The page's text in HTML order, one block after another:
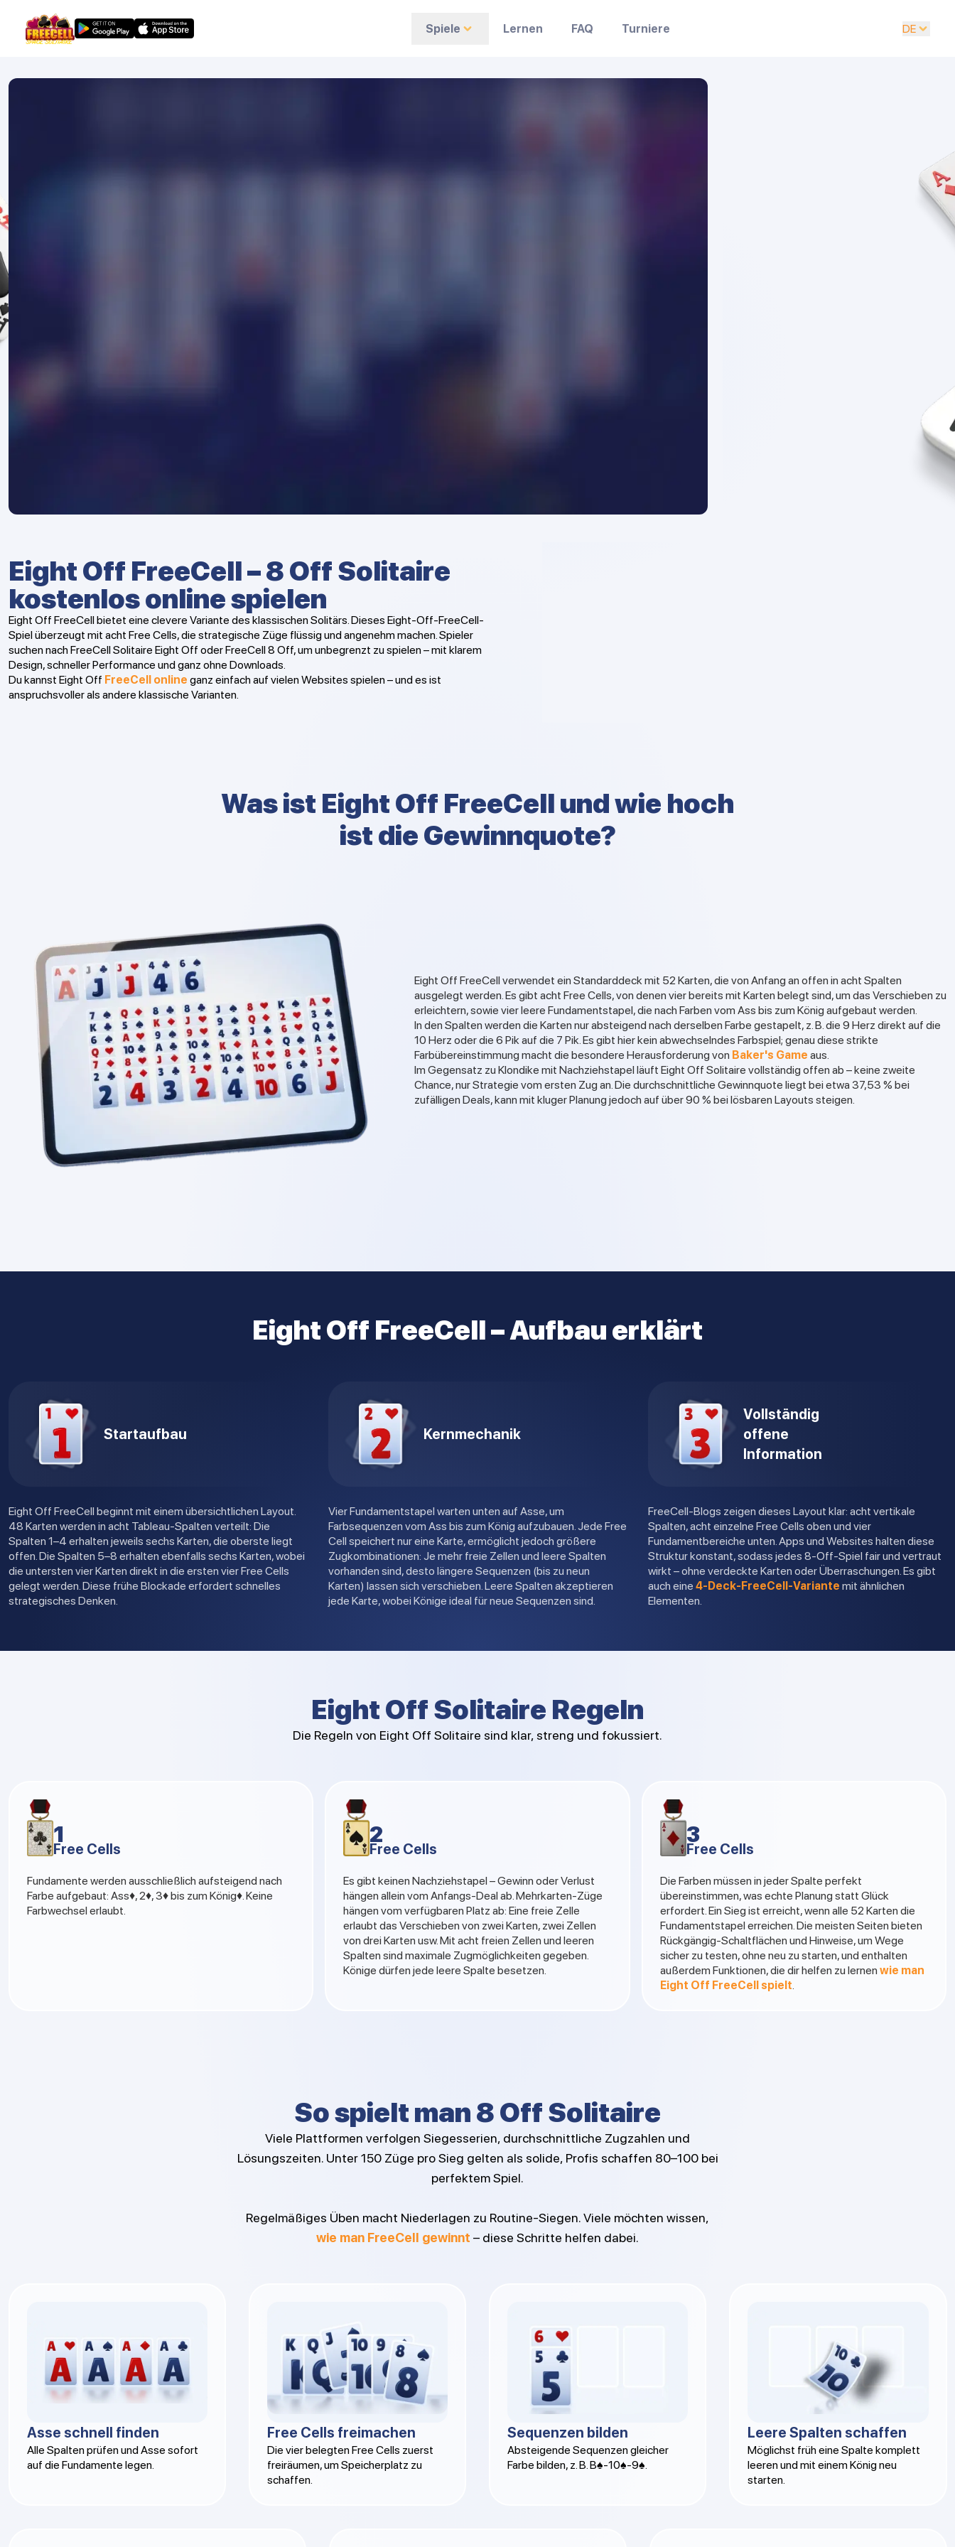
Spiele Lernen FAQ Turniere DE
Eight Off FreeCell – 8 Off Solitaire
kostenlos online spielen
Eight Off FreeCell bietet eine clevere Variante des klassischen Solitärs. Dieses Eight-Off-FreeCell-
Spiel überzeugt mit acht Free Cells, die strategische Züge flüssig und angenehm machen. Spieler
suchen nach FreeCell Solitaire Eight Off oder FreeCell 8 Off, um unbegrenzt zu spielen – mit klarem
Design, schneller Performance und ganz ohne Downloads.
Du kannst Eight Off FreeCell online ganz einfach auf vielen Websites spielen – und es ist
anspruchsvoller als andere klassische Varianten.
Was ist Eight Off FreeCell und wie hoch
ist die Gewinnquote?
Eight Off FreeCell verwendet ein Standarddeck mit 52 Karten, die von Anfang an offen in acht Spalten
ausgelegt werden. Es gibt acht Free Cells, von denen vier bereits mit Karten belegt sind, um das Verschieben zu
erleichtern, sowie vier leere Fundamentstapel, die nach Farben vom Ass bis zum König aufgebaut werden.
In den Spalten werden die Karten nur absteigend nach derselben Farbe gestapelt, z. B. die 9 Herz direkt auf die
10 Herz oder die 6 Pik auf die 7 Pik. Es gibt hier kein abwechselndes Farbspiel; genau diese strikte
Farbübereinstimmung macht die besondere Herausforderung von Baker's Game aus.
Im Gegensatz zu Klondike mit Nachziehstapel läuft Eight Off Solitaire vollständig offen ab – keine zweite
Chance, nur Strategie vom ersten Zug an. Die durchschnittliche Gewinnquote liegt bei etwa 37,53 % bei
zufälligen Deals, kann mit kluger Planung jedoch auf über 90 % bei lösbaren Layouts steigen.
Eight Off FreeCell – Aufbau erklärt
Startaufbau
Eight Off FreeCell beginnt mit einem übersichtlichen Layout.
48 Karten werden in acht Tableau-Spalten verteilt: Die
Spalten 1–4 erhalten jeweils sechs Karten, die oberste liegt
offen. Die Spalten 5–8 erhalten ebenfalls sechs Karten, wobei
die untersten vier Karten direkt in die ersten vier Free Cells
gelegt werden. Diese frühe Blockade erfordert schnelles
strategisches Denken.
Kernmechanik
Vier Fundamentstapel warten unten auf Asse, um
Farbsequenzen vom Ass bis zum König aufzubauen. Jede Free
Cell speichert nur eine Karte, ermöglicht jedoch größere
Zugkombinationen: Je mehr freie Zellen und leere Spalten
vorhanden sind, desto längere Sequenzen (bis zu neun
Karten) lassen sich verschieben. Leere Spalten akzeptieren
jede Karte, wobei Könige ideal für neue Sequenzen sind.
Vollständig
offene
Information
FreeCell-Blogs zeigen dieses Layout klar: acht vertikale
Spalten, acht einzelne Free Cells oben und vier
Fundamentbereiche unten. Apps und Websites halten diese
Struktur konstant, sodass jedes 8-Off-Spiel fair und vertraut
wirkt – ohne verdeckte Karten oder Überraschungen. Es gibt
auch eine4-Deck-FreeCell-Variante mit ähnlichen
Elementen.
Eight Off Solitaire Regeln
Die Regeln von Eight Off Solitaire sind klar, streng und fokussiert.
1
Free Cells
Fundamente werden ausschließlich aufsteigend nach
Farbe aufgebaut: Ass♦, 2♦, 3♦ bis zum König♦. Keine
Farbwechsel erlaubt.
2
Free Cells
Es gibt keinen Nachziehstapel – Gewinn oder Verlust
hängen allein vom Anfangs-Deal ab. Mehrkarten-Züge
hängen vom verfügbaren Platz ab: Eine freie Zelle
erlaubt das Verschieben von zwei Karten, zwei Zellen
von drei Karten usw. Mit acht freien Zellen und leeren
Spalten sind maximale Zugmöglichkeiten gegeben.
Könige dürfen jede leere Spalte besetzen.
3
Free Cells
Die Farben müssen in jeder Spalte perfekt
übereinstimmen, was echte Planung statt Glück
erfordert. Ein Sieg ist erreicht, wenn alle 52 Karten die
Fundamentstapel erreichen. Die meisten Seiten bieten
Rückgängig-Schaltflächen und Hinweise, um Wege
sicher zu testen, ohne neu zu starten, und enthalten
außerdem Funktionen, die dir helfen zu lernen wie man
Eight Off FreeCell spielt.
So spielt man 8 Off Solitaire
Viele Plattformen verfolgen Siegesserien, durchschnittliche Zugzahlen und
Lösungszeiten. Unter 150 Züge pro Sieg gelten als solide, Profis schaffen 80–100 bei
perfektem Spiel.
Regelmäßiges Üben macht Niederlagen zu Routine-Siegen. Viele möchten wissen,
wie man FreeCell gewinnt – diese Schritte helfen dabei.
Asse schnell finden
Alle Spalten prüfen und Asse sofort
auf die Fundamente legen.
Free Cells freimachen
Die vier belegten Free Cells zuerst
freiräumen, um Speicherplatz zu
schaffen.
Sequenzen bilden
Absteigende Sequenzen gleicher
Farbe bilden, z. B. B♠-10♠-9♠.
Leere Spalten schaffen
Möglichst früh eine Spalte komplett
leeren und mit einem König neu
starten.